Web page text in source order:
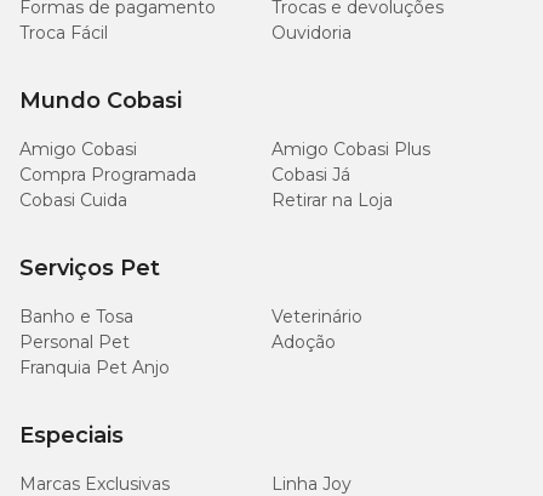
Formas de pagamento
Trocas e devoluções
Troca Fácil
Ouvidoria
Mundo Cobasi
Amigo Cobasi
Amigo Cobasi Plus
Compra Programada
Cobasi Já
Cobasi Cuida
Retirar na Loja
Serviços Pet
Banho e Tosa
Veterinário
Personal Pet
Adoção
Franquia Pet Anjo
Especiais
Marcas Exclusivas
Linha Joy